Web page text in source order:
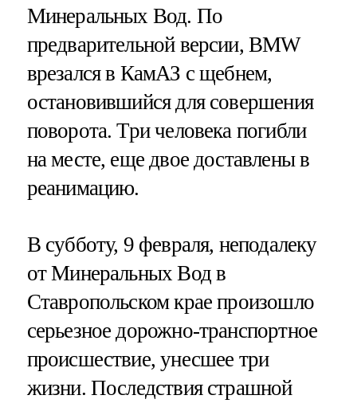
Минеральных Вод. По
предварительной версии, BMW
врезался в КамАЗ с щебнем,
остановившийся для совершения
поворота. Три человека погибли
на месте, еще двое доставлены в
реанимацию.
В субботу, 9 февраля, неподалеку
от Минеральных Вод в
Ставропольском крае произошло
серьезное дорожно-транспортное
происшествие, унесшее три
жизни. Последствия страшной